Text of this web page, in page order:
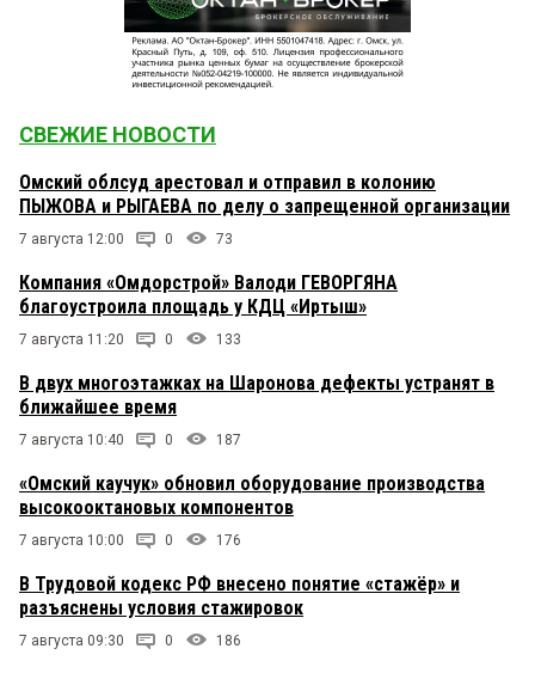
СВЕЖИЕ НОВОСТИ
Омский облсуд арестовал и отправил в колонию
ПЫЖОВА и РЫГАЕВА по делу о запрещенной организации
7 августа 12:00 0 73
Компания «Омдорстрой» Валоди ГЕВОРГЯНА
благоустроила площадь у КДЦ «Иртыш»
7 августа 11:20 0 133
В двух многоэтажках на Шаронова дефекты устранят в
ближайшее время
7 августа 10:40 0 187
«Омский каучук» обновил оборудование производства
высокооктановых компонентов
7 августа 10:00 0 176
В Трудовой кодекс РФ внесено понятие «стажёр» и
разъяснены условия стажировок
7 августа 09:30 0 186